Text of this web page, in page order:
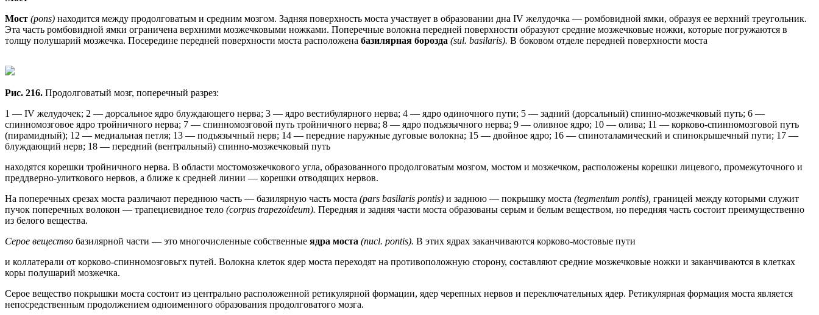
Мост (pons) находится между продолговатым и средним мозгом. Задняя поверхность моста участвует в образовании дна IV желудочка — ромбовидной ямки, образуя ее верхний треугольник.
Эта часть ромбовидной ямки ограничена верхними мозжечковыми ножками. Поперечные волокна передней поверхности образуют средние мозжечковые ножки, которые погружаются в
толщу полушарий мозжечка. Посередине передней поверхности моста расположена базилярная борозда (sul. basilaris). В боковом отделе передней поверхности моста
Рис. 216. Продолговатый мозг, поперечный разрез:
1 — IV желудочек; 2 — дорсальное ядро блуждающего нерва; 3 — ядро вестибулярного нерва; 4 — ядро одиночного пути; 5 — задний (дорсальный) спинно-мозжечковый путь; 6 —
спинномозговое ядро тройничного нерва; 7 — спинномозговой путь тройничного нерва; 8 — ядро подъязычного нерва; 9 — оливное ядро; 10 — олива; 11 — корково-спинномозговой путь
(пирамидный); 12 — медиальная петля; 13 — подъязычный нерв; 14 — передние наружные дуговые волокна; 15 — двойное ядро; 16 — спиноталамический и спинокрышечный пути; 17 —
блуждающий нерв; 18 — передний (вентральный) спинно-мозжечковый путь
находятся корешки тройничного нерва. В области мостомозжечкового угла, образованного продолговатым мозгом, мостом и мозжечком, расположены корешки лицевого, промежуточного и
преддверно-улиткового нервов, а ближе к средней линии — корешки отводящих нервов.
На поперечных срезах моста различают переднюю часть — базилярную часть моста (pars basilaris pontis) и заднюю — покрышку моста (tegmentum pontis), границей между которыми служит
пучок поперечных волокон — трапециевидное тело (corpus trapezoideum). Передняя и задняя части моста образованы серым и белым веществом, но передняя часть состоит преимущественно
из белого вещества.
Серое вещество базилярной части — это многочисленные собственные ядра моста (nucl. pontis). В этих ядрах заканчиваются корково-мостовые пути
и коллатерали от корково-спинномозговьгх путей. Волокна клеток ядер моста переходят на противоположную сторону, составляют средние мозжечковые ножки и заканчиваются в клетках
коры полушарий мозжечка.
Серое вещество покрышки моста состоит из центрально расположенной ретикулярной формации, ядер черепных нервов и переключательных ядер. Ретикулярная формация моста является
непосредственным продолжением одноименного образования продолговатого мозга.